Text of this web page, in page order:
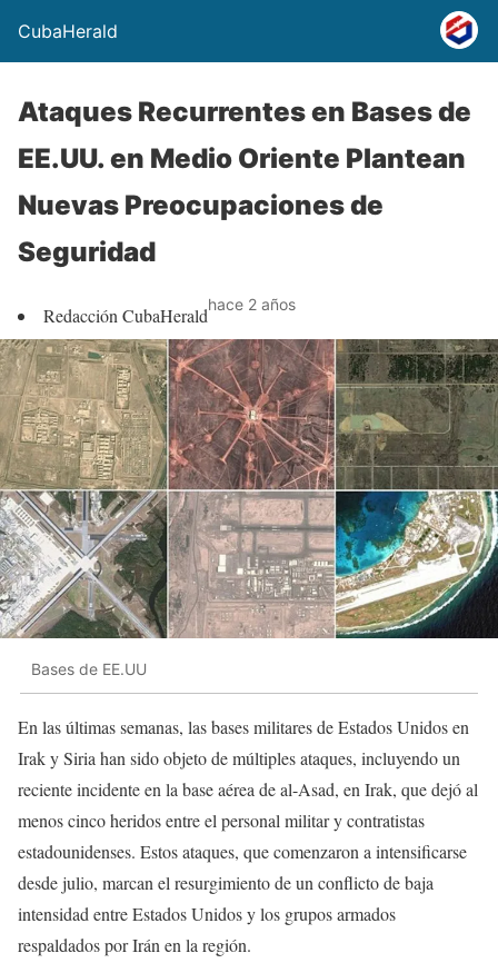
CubaHerald
Ataques Recurrentes en Bases de
EE.UU. en Medio Oriente Plantean
Nuevas Preocupaciones de
Seguridad
Redacción CubaHeraldhace 2 años
Bases de EE.UU
En las últimas semanas, las bases militares de Estados Unidos en
Irak y Siria han sido objeto de múltiples ataques, incluyendo un
reciente incidente en la base aérea de al-Asad, en Irak, que dejó al
menos cinco heridos entre el personal militar y contratistas
estadounidenses. Estos ataques, que comenzaron a intensificarse
desde julio, marcan el resurgimiento de un conflicto de baja
intensidad entre Estados Unidos y los grupos armados
respaldados por Irán en la región.